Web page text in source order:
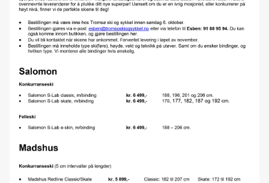
Ski, snowshoe & bike rental in Tromsø
Filmvisning med Nikolai Schirmer
Forhåndsbestilling langrennsski 2024/25